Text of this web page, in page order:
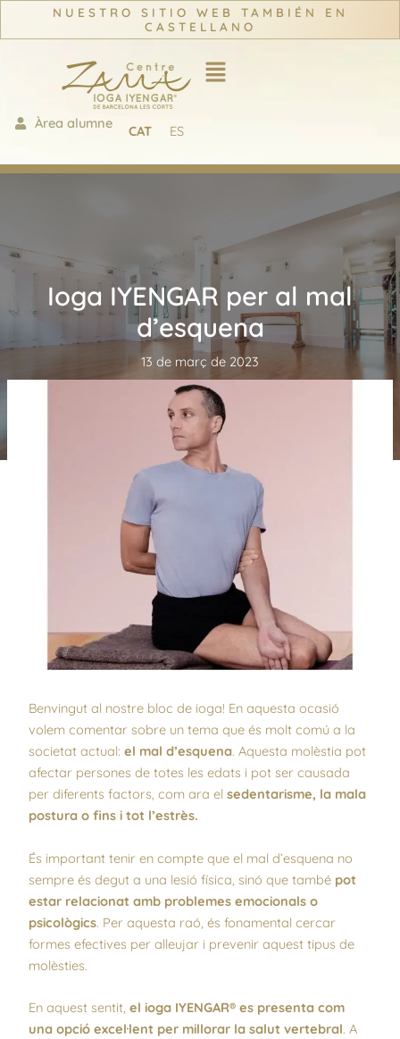
NUESTRO SITIO WEB TAMBIÉN EN
CASTELLANO
Àrea alumne CAT ES
Ioga IYENGAR per al mal
d’esquena
13 de març de 2023
Benvingut al nostre bloc de ioga! En aquesta ocasió
volem comentar sobre un tema que és molt comú a la
societat actual:el mal d’esquena. Aquesta molèstia pot
afectar persones de totes les edats i pot ser causada
per diferents factors, com ara elsedentarisme, la mala
postura o fins i tot l’estrès.
És important tenir en compte que el mal d’esquena no
sempre és degut a una lesió física, sinó que també pot
estar relacionat amb problemes emocionals o
psicològics. Per aquesta raó, és fonamental cercar
formes efectives per alleujar i prevenir aquest tipus de
molèsties.
En aquest sentit,el ioga IYENGAR® es presenta com
una opció excel·lent per millorar la salut vertebral. A